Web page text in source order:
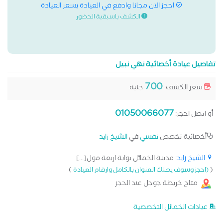
احجز الان مجانا وادفع في العيادة بسعر العيادة
الكشف باسبقية الحضور
تفاصيل عيادة أخصائية نهي نبيل
سعر الكشف:700 جنيه
أو اتصل احجز:01050066077
أخصائية تخصصنفسيفيالشيخ زايد
الشيخ زايد: مدينة الخمائل بوابة اربعة مول[...]
((احجز وسوف يصلك العنوان بالكامل وارقام العيادة)
متاح خريطة جوجل عند الحجز
عيادات الخمائل التخصصية